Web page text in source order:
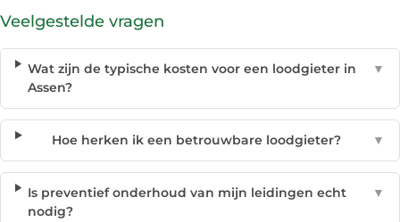
Veelgestelde vragen
Wat zijn de typische kosten voor een loodgieter in
Assen?
▼
Hoe herken ik een betrouwbare loodgieter? ▼
Is preventief onderhoud van mijn leidingen echt
nodig?
▼